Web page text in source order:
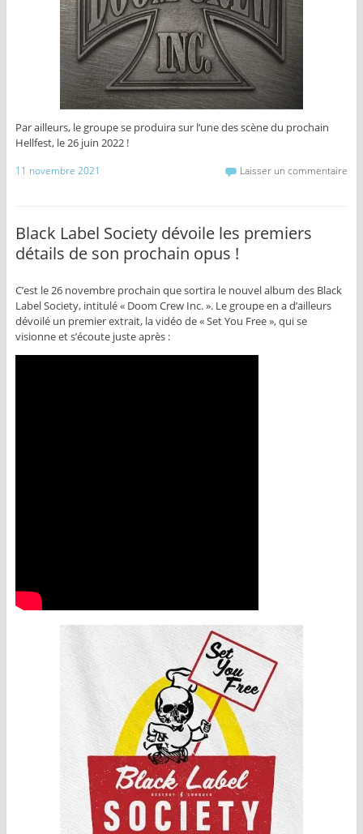
Par ailleurs, le groupe se produira sur l’une des scène du prochain
Hellfest, le 26 juin 2022 !
11 novembre 2021 Laisser un commentaire
Black Label Society dévoile les premiers
détails de son prochain opus !
C’est le 26 novembre prochain que sortira le nouvel album des Black
Label Society, intitulé « Doom Crew Inc. ». Le groupe en a d’ailleurs
dévoilé un premier extrait, la vidéo de « Set You Free », qui se
visionne et s’écoute juste après :